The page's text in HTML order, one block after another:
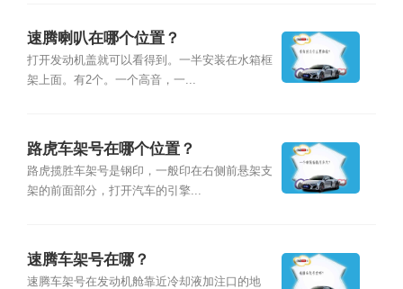
速腾喇叭在哪个位置？
打开发动机盖就可以看得到。一半安装在水箱框
架上面。有2个。一个高音，一...
路虎车架号在哪个位置？
路虎揽胜车架号是钢印，一般印在右侧前悬架支
架的前面部分，打开汽车的引擎...
速腾车架号在哪？
速腾车架号在发动机舱靠近冷却液加注口的地